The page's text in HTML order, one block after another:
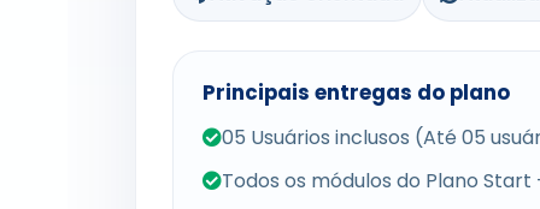
Principais entregas do plano
05 Usuários inclusos (Até 05
Todos os módulos do Plano Start